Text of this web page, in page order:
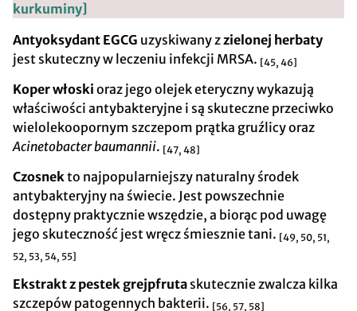
kurkuminy]
Antyoksydant EGCG uzyskiwany zzielonej herbaty
jest skuteczny w leczeniu infekcji MRSA. [45, 46]
Koper włoski oraz jego olejek eteryczny wykazują
właściwości antybakteryjne i są skuteczne przeciwko
wielolekoopornym szczepom prątka gruźlicy oraz
Acinetobacter baumannii. [47, 48]
Czosnekto najpopularniejszy naturalny środek
antybakteryjny na świecie. Jest powszechnie
dostępny praktycznie wszędzie, a biorąc pod uwagę
jego skuteczność jest wręcz śmiesznie tani. [49, 50, 51,
52, 53, 54, 55]
Ekstrakt z pestek grejpfruta skutecznie zwalcza kilka
szczepów patogennych bakterii. [56, 57, 58]